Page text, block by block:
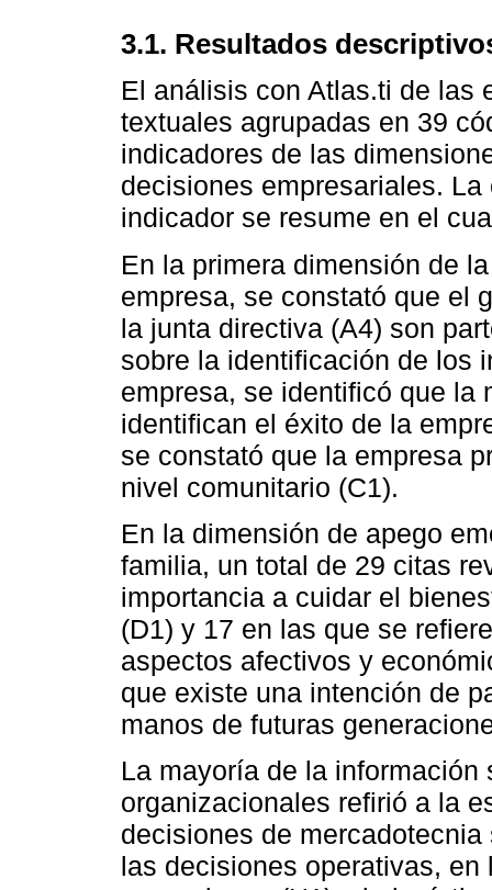
3.1. Resultados
El análisis con Atlas.ti de las
textuales agrupadas en 39
indicadores de las
decisiones empresariales.
indicador se resume en el
En la primera dimensión de
empresa, se constató que el
la junta directiva (A4) son
sobre la identificación de los
empresa, se identificó que la
identifican el éxito de la
se constató que la empresa
nivel comunitario (C1).
En la dimensión de apego
familia, un total de 29 citas
importancia a cuidar el
(D1) y 17 en las que se
aspectos afectivos y
que existe una intención de
manos de futuras
La mayoría de la información
organizacionales refirió a la
decisiones de
las decisiones operativas,